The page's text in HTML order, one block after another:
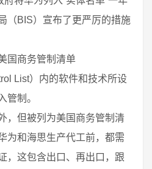
（BIS）宣布了更严厉的措施
国商务管制清单
List）内的软件和技术所设
管制。
，但被列为美国商务管制清
为和海思生产代工前，都需
，这包含出口、再出口，跟